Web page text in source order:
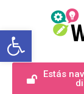
Abrir
Estás